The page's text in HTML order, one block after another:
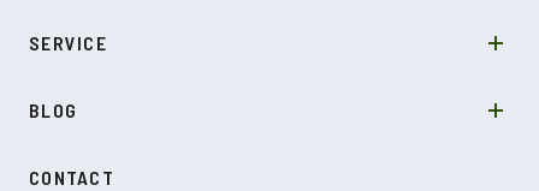
NEWS
SERVICE
受託開発
BLOG
SDGs
CONTACT